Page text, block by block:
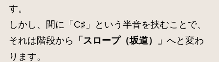
す。
しかし、間に「C♯」という半音を挟むことで、
それは階段から
「スロープ（坂道）」 へと変わ
ります。